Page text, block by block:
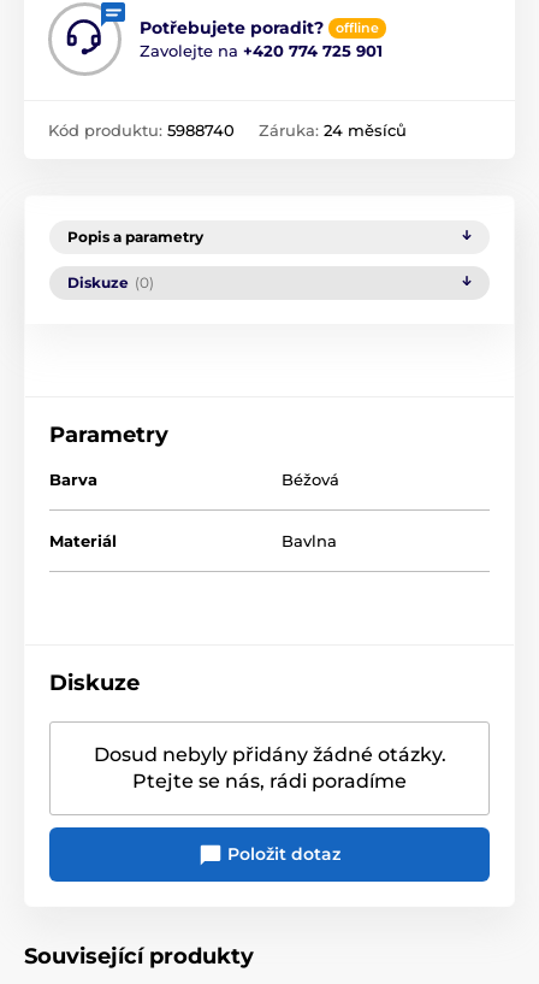
Potřebujete poradit? offline
Zavolejte na +420 774 725 901
Kód produktu: 5988740 Záruka: 24 měsíců
Popis a parametry
Diskuze (0)
Parametry
Barva Béžová
Materiál Bavlna
Diskuze
Dosud nebyly přidány žádné otázky.
Ptejte se nás, rádi poradíme
Položit dotaz
Související produkty